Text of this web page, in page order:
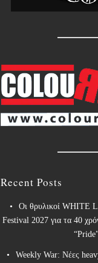
Recent Posts
Οι θρυλικοί WHITE
Festival 2027 για τα 40
Weekly War: Νέες